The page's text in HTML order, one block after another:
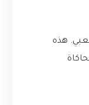
هذه